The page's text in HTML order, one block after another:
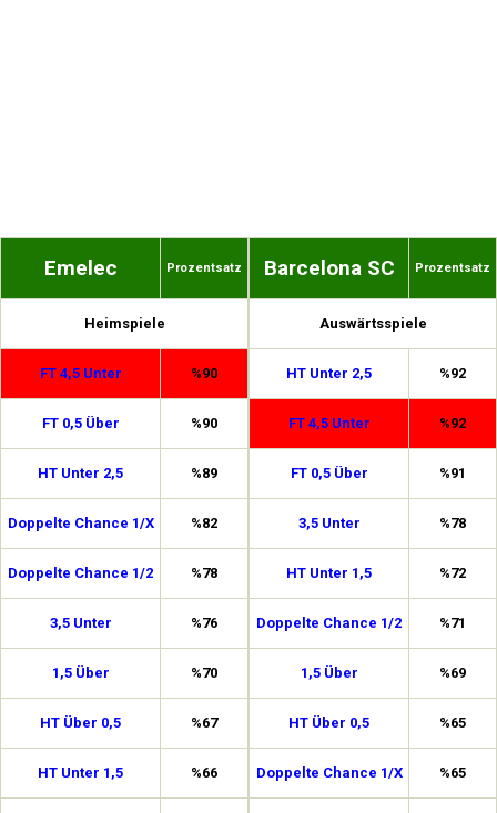
Emelec Prozentsatz
Heimspiele
FT 4,5 Unter %90
FT 0,5 Über %90
HT Unter 2,5 %89
Doppelte Chance 1/X %82
Doppelte Chance 1/2 %78
3,5 Unter %76
1,5 Über %70
HT Über 0,5 %67
HT Unter 1,5 %66
Barcelona SC Prozentsatz
Auswärtsspiele
HT Unter 2,5 %92
FT 4,5 Unter %92
FT 0,5 Über %91
3,5 Unter %78
HT Unter 1,5 %72
Doppelte Chance 1/2 %71
1,5 Über %69
HT Über 0,5 %65
Doppelte Chance 1/X %65